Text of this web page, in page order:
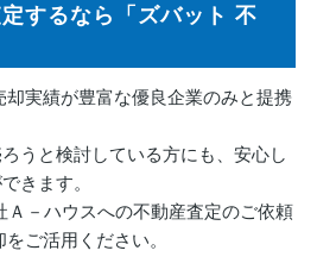
するなら「ズバット 不
却実績が豊富な優良企業のみと提携
うと検討している方にも、安心し
きます。
Ａ－ハウスへの不動産査定のご依頼
ご活用ください。